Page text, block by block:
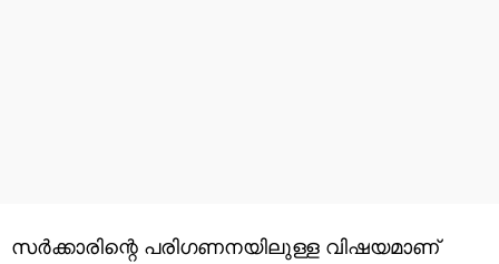
സര്‍ക്കാരിന്റെ പരിഗണനയിലുള്ള വിഷയമാണ്